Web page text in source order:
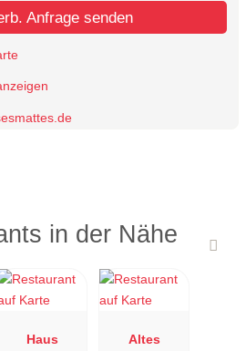
Anfrage senden
in der Nähe
Haus
Altes